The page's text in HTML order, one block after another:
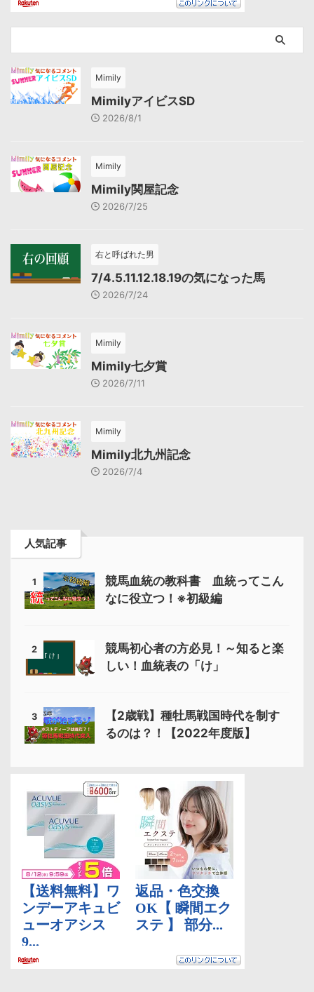
Mimily
MimilyアイビスSD
2026/8/1
Mimily
Mimily関屋記念
2026/7/25
右と呼ばれた男
7/4.5.11.12.18.19の気になった馬
2026/7/24
Mimily
Mimily七夕賞
2026/7/11
Mimily
Mimily北九州記念
2026/7/4
人気記事
1
競馬血統の教科書 血統ってこん
なに役立つ！※初級編
2
競馬初心者の方必見！～知ると楽
しい！血統表の「け」
3
【2歳戦】種牡馬戦国時代を制す
るのは？！【2022年度版】